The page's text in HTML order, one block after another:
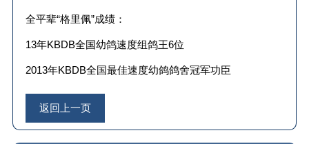
全平辈“格里佩”成绩：
13年KBDB全国幼鸽速度组鸽王6位
2013年KBDB全国最佳速度幼鸽鸽舍冠军功臣
返回上一页